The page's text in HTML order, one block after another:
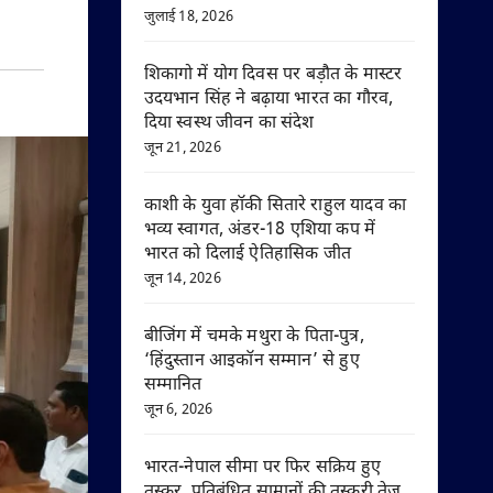
जुलाई 18, 2026
शिकागो में योग दिवस पर बड़ौत के मास्टर
उदयभान सिंह ने बढ़ाया भारत का गौरव,
दिया स्वस्थ जीवन का संदेश
जून 21, 2026
काशी के युवा हॉकी सितारे राहुल यादव का
भव्य स्वागत, अंडर-18 एशिया कप में
भारत को दिलाई ऐतिहासिक जीत
जून 14, 2026
बीजिंग में चमके मथुरा के पिता-पुत्र,
‘हिंदुस्तान आइकॉन सम्मान’ से हुए
सम्मानित
जून 6, 2026
भारत-नेपाल सीमा पर फिर सक्रिय हुए